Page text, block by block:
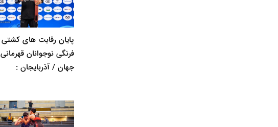
پایان رقابت های کشتی
فرنگی نوجوانان قهرمانی
جهان / آذربایجان :